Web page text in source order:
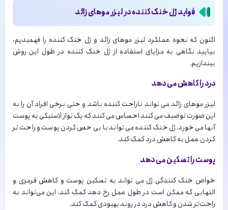
فواید ژل خنک کننده در لیزر موهای زائد
اکنون که نحوه عملکرد لیزر موهای زائد و ژل خنک کننده را فهمیدیم،
بیایید نگاهی به مزایای استفاده از ژل خنک کننده در طول این روش
بیندازیم.
درد را کاهش می دهد
لیزر موهای زائد می تواند ناراحت کننده باشد و حتی برخی افراد آن را به
این صورت توصیف می کنند احساس می کنند که یک نوار لاستیکی به پوست
آنها می خورد. ژل خنک کننده می تواند با بی حس کردن پوست و راحت تر
کردن عمل به کاهش درد کمک کند.
پوست را تسکین می دهد
خواص خنک کنندگی ژل می تواند به تسکین پوست و کاهش قرمزی و
التهابی که ممکن است در طول عمل رخ دهد کمک کند. این می‌تواند به
راحت‌تر شدن و کاهش درد در روند بهبودی کمک کند.